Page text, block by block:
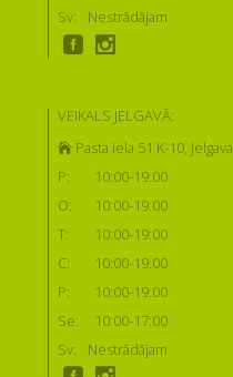
Sv:
Nestrādājam
VEIKALS JELGAVĀ:
Pasta iela 51 K-10, Jelgava
P:
10:00-19:00
O:
10:00-19:00
T:
10:00-19:00
C:
10:00-19:00
P:
10:00-19:00
Se:
10:00-17:00
Sv:
Nestrādājam